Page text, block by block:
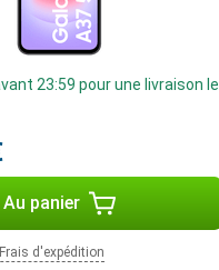
23:59 pour une livraison le
Au panier
d'expédition